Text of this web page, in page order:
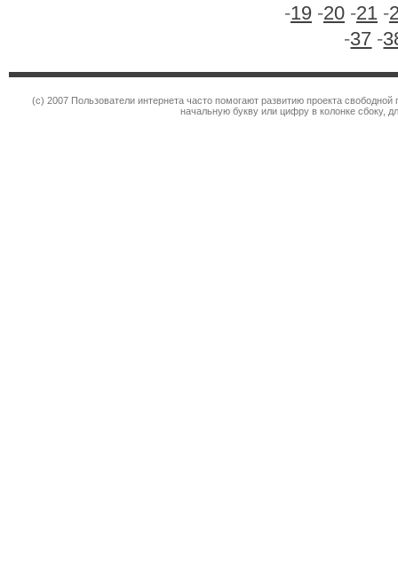
-19 -20 -21 -
-37 -
(c) 2007 Пользователи интернета часто помогают развитию проекта
начальную букву или цифру в колонке сбоку,